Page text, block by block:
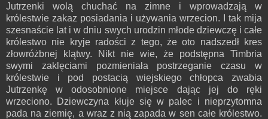
Jutrzenki wolą chuchać na zimne i wprowadzają w
królestwie zakaz posiadania i używania wrzecion. I tak mija
szesnaście lat i w dniu swych urodzin młode dziewczę i całe
królestwo nie kryje radości z tego, że oto nadszedł kres
złowróżbnej klątwy. Nikt nie wie, że podstępna Timbria
swymi zaklęciami pozmieniała postrzeganie czasu w
królestwie i pod postacią wiejskiego chłopca zwabia
Jutrzenkę w odosobnione miejsce dając jej do ręki
wrzeciono. Dziewczyna kłuje się w palec i nieprzytomna
pada na ziemię, a wraz z nią zapada w sen całe królestwo.